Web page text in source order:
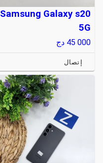
Samsung Galaxy s20
5G
45 000 دج
إتصال